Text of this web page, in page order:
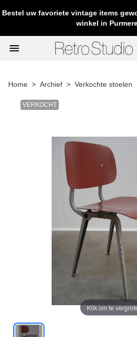
Bestel uw favoriete vintage items
winkel in
menu
Home Archief Verkochte stoelen
VERKOCHT
Klik om te